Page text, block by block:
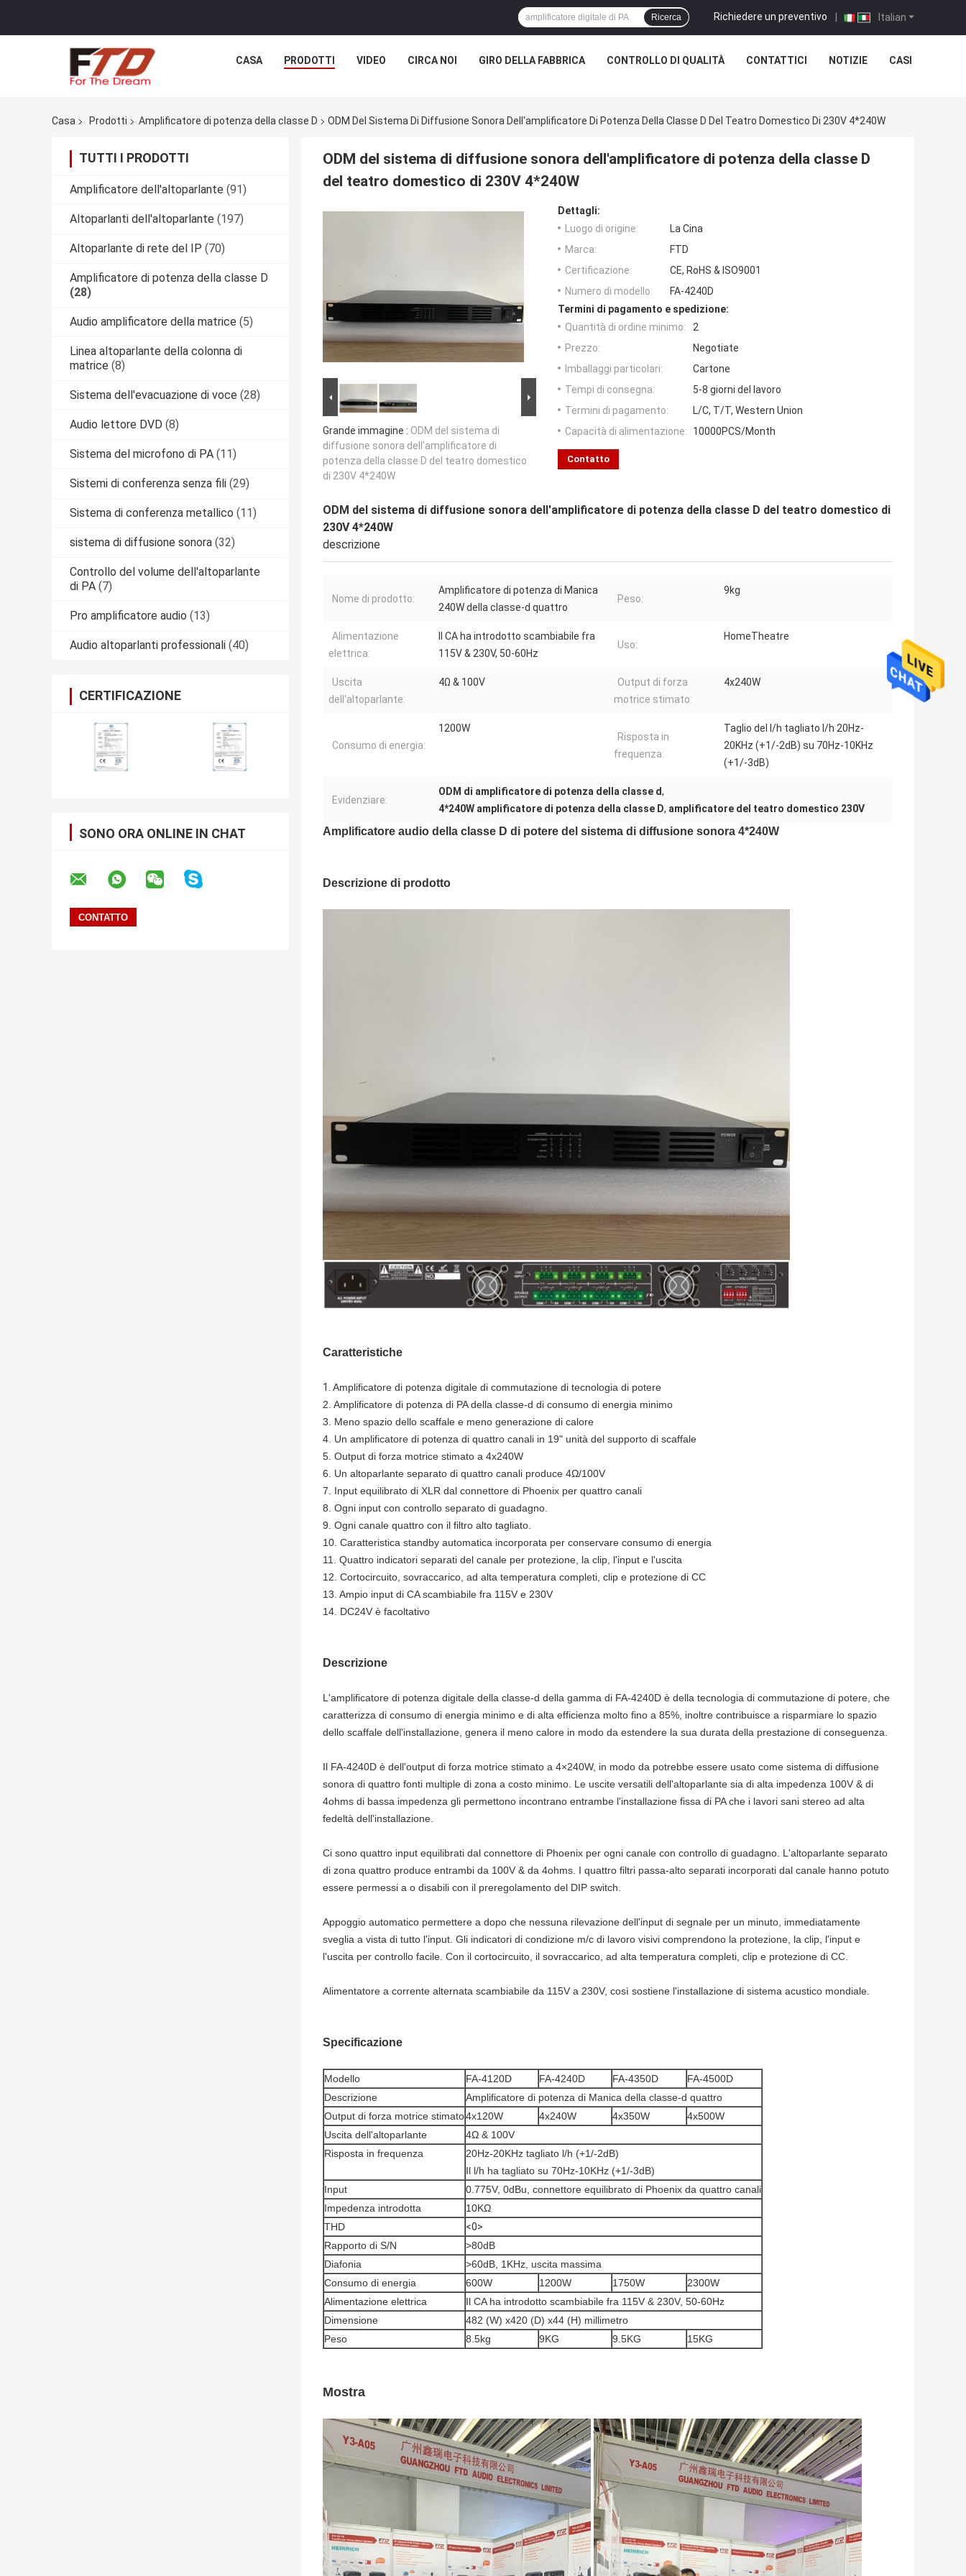
Italian
Richiedere un preventivo |
Ricerca
CASA PRODOTTI VIDEO CIRCA NOI GIRO DELLA FABBRICA CONTROLLO DI QUALITÀ CONTATTICI NOTIZIE CASI
Casa Prodotti Amplificatore di potenza della classe D ODM Del Sistema Di Diffusione Sonora Dell'amplificatore Di Potenza Della Classe D Del Teatro Domestico Di 230V 4*240W
TUTTI I PRODOTTI
Amplificatore dell'altoparlante (91)
Altoparlanti dell'altoparlante (197)
Altoparlante di rete del IP (70)
Amplificatore di potenza della classe D
(28)
Audio amplificatore della matrice (5)
Linea altoparlante della colonna di
matrice (8)
Sistema dell'evacuazione di voce (28)
Audio lettore DVD (8)
Sistema del microfono di PA (11)
Sistemi di conferenza senza fili (29)
Sistema di conferenza metallico (11)
sistema di diffusione sonora (32)
Controllo del volume dell'altoparlante
di PA (7)
Pro amplificatore audio (13)
Audio altoparlanti professionali (40)
CERTIFICAZIONE
SONO ORA ONLINE IN CHAT
ODM del sistema di diffusione sonora dell'amplificatore di potenza della classe D
del teatro domestico di 230V 4*240W
Grande immagine : ODM del sistema di
diffusione sonora dell'amplificatore di
potenza della classe D del teatro domestico
di 230V 4*240W
Dettagli:
Luogo di origine:
La Cina
Marca:
FTD
Certificazione:
CE, RoHS & ISO9001
Numero di modello:
FA-4240D
Termini di pagamento e spedizione:
Quantità di ordine minimo:
2
Prezzo:
Negotiate
Imballaggi particolari:
Cartone
Tempi di consegna:
5-8 giorni del lavoro
Termini di pagamento:
L/C, T/T, Western Union
Capacità di alimentazione:
10000PCS/Month
Contatto
ODM del sistema di diffusione sonora dell'amplificatore di potenza della classe D del teatro domestico di
230V 4*240W
descrizione
Nome di prodotto:
Amplificatore di potenza di Manica
240W della classe-d quattro
Peso:
9kg
Alimentazione
elettrica:
Il CA ha introdotto scambiabile fra
115V & 230V, 50-60Hz
Uso:
HomeTheatre
Uscita
dell'altoparlante:
4Ω & 100V
Output di forza
motrice stimato:
4x240W
Consumo di energia:
1200W
Risposta in
frequenza:
Taglio del l/h tagliato l/h 20Hz-
20KHz (+1/-2dB) su 70Hz-10KHz
(+1/-3dB)
Evidenziare:
ODM di amplificatore di potenza della classe d,
4*240W amplificatore di potenza della classe D, amplificatore del teatro domestico 230V
Amplificatore audio della classe D di potere del sistema di diffusione sonora 4*240W
Descrizione di prodotto
Caratteristiche
1. Amplificatore di potenza digitale di commutazione di tecnologia di potere
2. Amplificatore di potenza di PA della classe-d di consumo di energia minimo
3. Meno spazio dello scaffale e meno generazione di calore
4. Un amplificatore di potenza di quattro canali in 19" unità del supporto di scaffale
5. Output di forza motrice stimato a 4x240W
6. Un altoparlante separato di quattro canali produce 4Ω/100V
7. Input equilibrato di XLR dal connettore di Phoenix per quattro canali
8. Ogni input con controllo separato di guadagno.
9. Ogni canale quattro con il filtro alto tagliato.
10. Caratteristica standby automatica incorporata per conservare consumo di energia
11. Quattro indicatori separati del canale per protezione, la clip, l'input e l'uscita
12. Cortocircuito, sovraccarico, ad alta temperatura completi, clip e protezione di CC
13. Ampio input di CA scambiabile fra 115V e 230V
14. DC24V è facoltativo
Descrizione
L'amplificatore di potenza digitale della classe-d della gamma di FA-4240D è della tecnologia di commutazione di potere, che
caratterizza di consumo di energia minimo e di alta efficienza molto fino a 85%, inoltre contribuisce a risparmiare lo spazio
dello scaffale dell'installazione, genera il meno calore in modo da estendere la sua durata della prestazione di conseguenza.
Il FA-4240D è dell'output di forza motrice stimato a 4×240W, in modo da potrebbe essere usato come sistema di diffusione
sonora di quattro fonti multiple di zona a costo minimo. Le uscite versatili dell'altoparlante sia di alta impedenza 100V & di
4ohms di bassa impedenza gli permettono incontrano entrambe l'installazione fissa di PA che i lavori sani stereo ad alta
fedeltà dell'installazione.
Ci sono quattro input equilibrati dal connettore di Phoenix per ogni canale con controllo di guadagno. L'altoparlante separato
di zona quattro produce entrambi da 100V & da 4ohms. I quattro filtri passa-alto separati incorporati dal canale hanno potuto
essere permessi a o disabili con il preregolamento del DIP switch.
Appoggio automatico permettere a dopo che nessuna rilevazione dell'input di segnale per un minuto, immediatamente
sveglia a vista di tutto l'input. Gli indicatori di condizione m/c di lavoro visivi comprendono la protezione, la clip, l'input e
l'uscita per controllo facile. Con il cortocircuito, il sovraccarico, ad alta temperatura completi, clip e protezione di CC.
Alimentatore a corrente alternata scambiabile da 115V a 230V, così sostiene l'installazione di sistema acustico mondiale.
Specificazione
Modello FA-4120D FA-4240D FA-4350D
FA-4500D
Descrizione
Amplificatore di potenza di Manica della classe-d quattro
Output di forza motrice stimato4x120W 4x240W 4x350W
4x500W
Uscita dell'altoparlante
4Ω & 100V
Risposta in frequenza
20Hz-20KHz tagliato l/h (+1/-2dB)
Il l/h ha tagliato su 70Hz-10KHz (+1/-3dB)
Input
0.775V, 0dBu, connettore equilibrato di Phoenix da quattro canali
Impedenza introdotta
10KΩ
THD
<0>
Rapporto di S/N
>80dB
Diafonia
>60dB, 1KHz, uscita massima
Consumo di energia
600W 1200W 1750W
2300W
Alimentazione elettrica
Il CA ha introdotto scambiabile fra 115V & 230V, 50-60Hz
Dimensione
482 (W) x420 (D) x44 (H) millimetro
Peso
8.5kg 9KG 9.5KG 15KG
Mostra